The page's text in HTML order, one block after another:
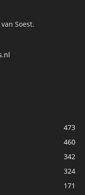
Soest.
473
460
342
324
171